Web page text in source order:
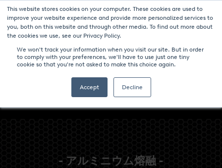
This website stores cookies on your computer. These cookies are used to
improve your website experience and provide more personalized services to
you, both on this website and through other media. To find out more about
the cookies we use, see our Privacy Policy.
We won't track your information when you visit our site. But in order
to comply with your preferences, we'll have to use just one tiny
cookie so that you're not asked to make this choice again.
Accept Decline
パンフレットのダウンロード-炉と技術キャリア
コンタクト
- アルミニウム熔融 -